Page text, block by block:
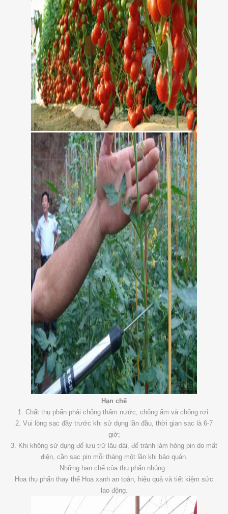
Hạn chế
1. Chất thụ phấn phải chống thấm nước, chống ẩm và chống rơi.
2. Vui lòng sạc đầy trước khi sử dụng lần đầu, thời gian sạc là 6-7
giờ;
3. Khi không sử dụng để lưu trữ lâu dài, để tránh làm hỏng pin do mất
điện, cần sạc pin mỗi tháng một lần khi bảo quản.
Những hạn chế của thụ phấn nhúng :
Hoa thụ phấn thay thế Hoa xanh an toàn, hiệu quả và tiết kiệm sức
lao động.